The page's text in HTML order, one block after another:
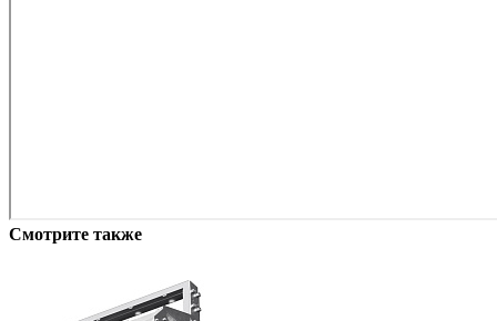
Смотрите также